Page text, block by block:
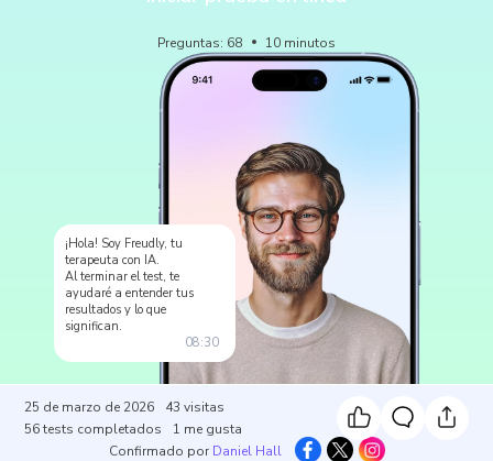
Preguntas: 68 10 minutos
¡Hola! Soy Freudly, tu
terapeuta con IA.
Al terminar el test, te
ayudaré a entender tus
resultados y lo que
significan.
08:30
25 de marzo de 2026 43 visitas
56 tests completados 1 me gusta
Confirmado por Daniel Hall